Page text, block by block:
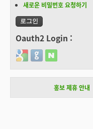
새로운 비밀번호 요청하기
Oauth2 Login :
Login with Google
Login with GitHub
Login with Naver
홍보 제휴 안내